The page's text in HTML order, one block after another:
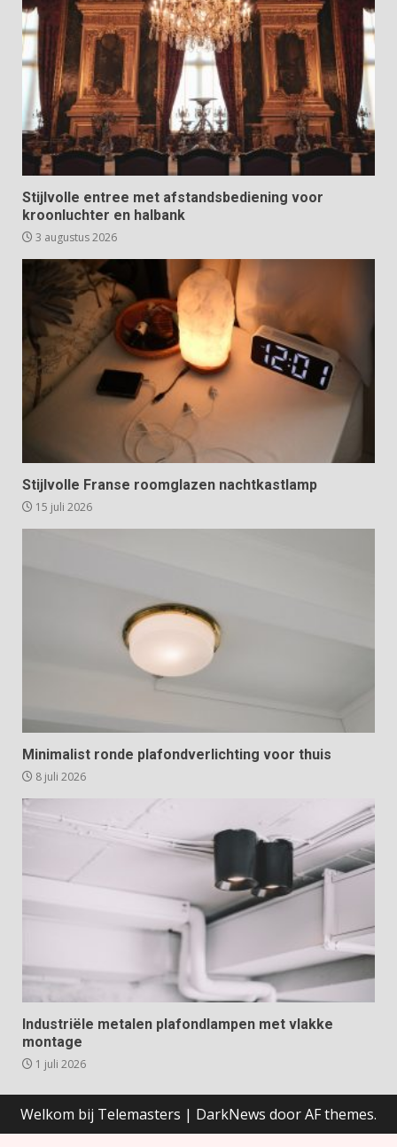
Stijlvolle entree met afstandsbediening voor
kroonluchter en halbank
3 augustus 2026
Stijlvolle Franse roomglazen nachtkastlamp
15 juli 2026
Minimalist ronde plafondverlichting voor thuis
8 juli 2026
Industriële metalen plafondlampen met vlakke
montage
1 juli 2026
Welkom bij Telemasters | DarkNews door AF themes.